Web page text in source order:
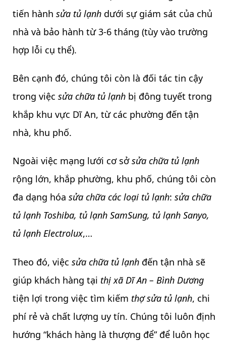
tiến hànhsửa tủ lạnh dưới sự giám sát của chủ
nhà và bảo hành từ 3-6 tháng (tùy vào trường
hợp lỗi cụ thể).
Bên cạnh đó, chúng tôi còn là đối tác tin cậy
trong việcsửa chữa tủ lạnh bị đông tuyết trong
khắp khu vực Dĩ An, từ các phường đến tận
nhà, khu phố.
Ngoài việc mạng lưới cơ sởsửa chữa tủ lạnh
rộng lớn, khắp phường, khu phố, chúng tôi còn
đa dạng hóasửa chữa các loại tủ lạnh:sửa chữa
tủ lạnh Toshiba, tủ lạnh SamSung, tủ lạnh Sanyo,
tủ lạnh Electrolux,…
Theo đó, việcsửa chữa tủ lạnh đến tận nhà sẽ
giúp khách hàng tại thị xã Dĩ An – Bình Dương
tiện lợi trong việc tìm kiếm thợ sửa tủ lạnh, chi
phí rẻ và chất lượng uy tín. Chúng tôi luôn định
hướng “khách hàng là thượng để” để luôn học